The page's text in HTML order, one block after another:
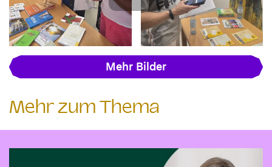
Mehr Bilder
Mehr zum Thema